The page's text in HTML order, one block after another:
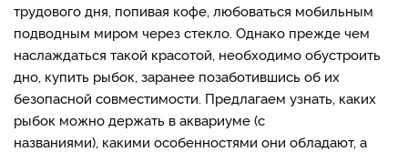
трудового дня, попивая кофе, любоваться мобильным
подводным миром через стекло. Однако прежде чем
наслаждаться такой красотой, необходимо обустроить
дно, купить рыбок, заранее позаботившись об их
безопасной совместимости. Предлагаем узнать, каких
рыбок можно держать в аквариуме (с
названиями), какими особенностями они обладают, а